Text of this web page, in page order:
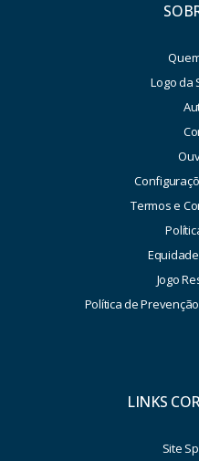
Logo da
Termos e
Jogo
Política de
LINKS
Site